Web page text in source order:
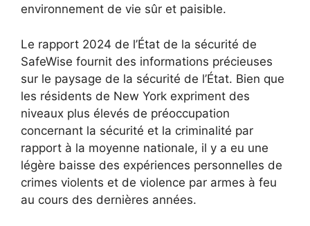
environnement de vie sûr et paisible.
Le rapport 2024 de l’État de la sécurité de
SafeWise fournit des informations précieuses
sur le paysage de la sécurité de l’État. Bien que
les résidents de New York expriment des
niveaux plus élevés de préoccupation
concernant la sécurité et la criminalité par
rapport à la moyenne nationale, il y a eu une
légère baisse des expériences personnelles de
crimes violents et de violence par armes à feu
au cours des dernières années.